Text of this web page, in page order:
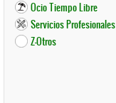
Ocio Tiempo Libre
Servicios Profesionales
Z-Otros